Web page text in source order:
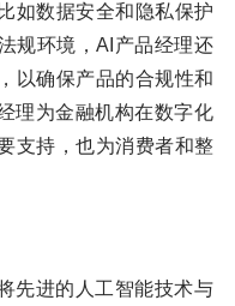
如数据安全和隐私保护
规环境，AI产品经理还
以确保产品的合规性和
理为金融机构在数字化
支持，也为消费者和整
先进的人工智能技术与